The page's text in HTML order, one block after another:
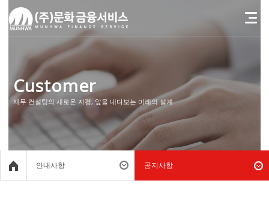
Customer
재무 컨설팅의 새로운 지평, 앞을 내다보는 미래의 설계
안내사항 공지사항